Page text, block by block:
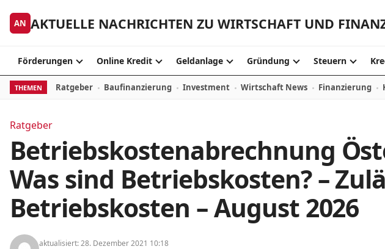
AN AKTUELLE NACHRICHTEN ZU WIRTSCHAFT UND
Förderungen Online Kredit Geldanlage Gründung Steuern
THEMEN Ratgeber Baufinanzierung Investment Wirtschaft News Finanzierung
Ratgeber
Betriebskostenabrechnung
Was sind Betriebskosten? –
Betriebskosten – August 2026
aktualisiert: 28. Dezember 2021 10:18